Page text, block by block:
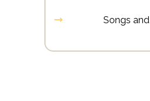
שירים וקריוקי - Songs and